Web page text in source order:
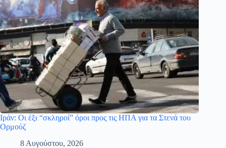
Ιράν: Οι έξι “σκληροί” όροι προς τις ΗΠΑ για τα Στενά του
Ορμούζ
8 Αυγούστου, 2026